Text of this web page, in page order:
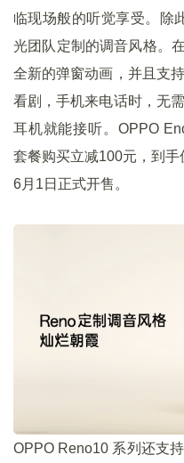
临现场般的听觉享受。除
光团队定制的调音风格。
全新的弹窗动画，并且支
看剧，手机来电话时，无
耳机就能接听。OPPO
套餐购买立减100元，到手
6月1日正式开售。
OPPO Reno10 系列还支